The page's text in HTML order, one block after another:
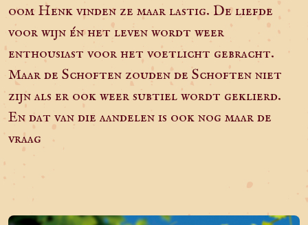
oom Henk vinden ze maar lastig. De liefde
voor wijn én het leven wordt weer
enthousiast voor het voetlicht gebracht.
Maar de Schoften zouden de Schoften niet
zijn als er ook weer subtiel wordt geklierd.
En dat van die aandelen is ook nog maar de
vraag